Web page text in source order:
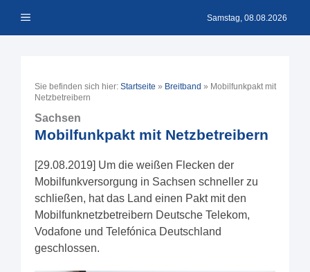
Inhalt Menü Samstag, 08.08.2026
Sie befinden sich hier: Startseite » Breitband » Mobilfunkpakt mit
Netzbetreibern
Sachsen
Mobilfunkpakt mit Netzbetreibern
[29.08.2019] Um die weißen Flecken der
Mobilfunkversorgung in Sachsen schneller zu
schließen, hat das Land einen Pakt mit den
Mobilfunknetzbetreibern Deutsche Telekom,
Vodafone und Telefónica Deutschland
geschlossen.